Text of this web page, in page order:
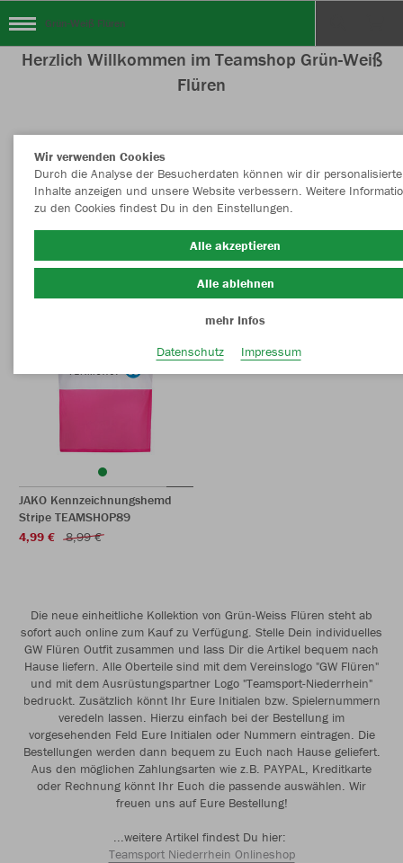
Grün-Weiß Flüren
Herzlich Willkommen im Teamshop Grün-Weiß
Flüren
Farbe
JAKO Kennzeichnungshemd
Stripe TEAMSHOP89
4,99 €
8,99 €
Die neue einheitliche Kollektion von Grün-Weiss Flüren steht ab
sofort auch online zum Kauf zu Verfügung. Stelle Dein individuelles
GW Flüren Outfit zusammen und lass Dir die Artikel bequem nach
Hause liefern. Alle Oberteile sind mit dem Vereinslogo "GW Flüren"
und mit dem Ausrüstungspartner Logo "Teamsport-Niederrhein"
bedruckt. Zusätzlich könnt Ihr Eure Initialen bzw. Spielernummern
veredeln lassen. Hierzu einfach bei der Bestellung im
vorgesehenden Feld Eure Initialen oder Nummern eintragen. Die
Bestellungen werden dann bequem zu Euch nach Hause geliefert.
Aus den möglichen Zahlungsarten wie z.B. PAYPAL, Kreditkarte
oder Rechnung könnt Ihr Euch die passende auswählen. Wir
freuen uns auf Eure Bestellung!
...weitere Artikel findest Du hier:
Teamsport Niederrhein Onlineshop
Wir verwenden Cookies
Durch die Analyse der Besucherdaten können wir dir personalisierte
Inhalte anzeigen und unsere Website verbessern. Weitere
zu den Cookies findest Du in den Einstellungen.
Alle akzeptieren
Alle ablehnen
mehr Infos
Datenschutz
Impressum